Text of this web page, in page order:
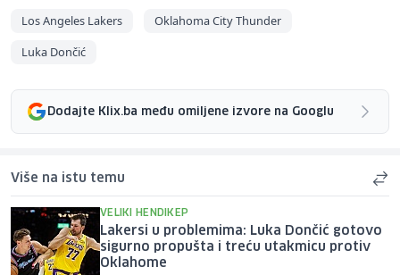
Los Angeles Lakers
Oklahoma City Thunder
Luka Dončić
Dodajte Klix.ba među omiljene izvore na Googlu
Više na istu temu
VELIKI HENDIKEP
Lakersi u problemima: Luka Dončić gotovo
sigurno propušta i treću utakmicu protiv
Oklahome